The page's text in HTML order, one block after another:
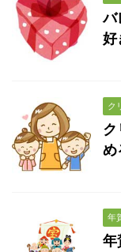
バ
好
ク
ク
め
年
年